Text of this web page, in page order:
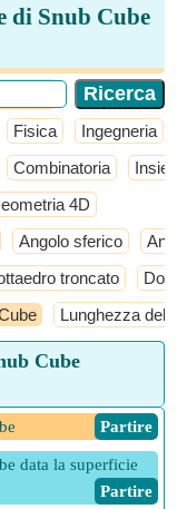
di Snub Cube
Fisica Ingegneria
Combinatoria
4D
Angolo sferico
troncato
Lunghezza del
Cube
​ Partire
data la superficie
​ Partire